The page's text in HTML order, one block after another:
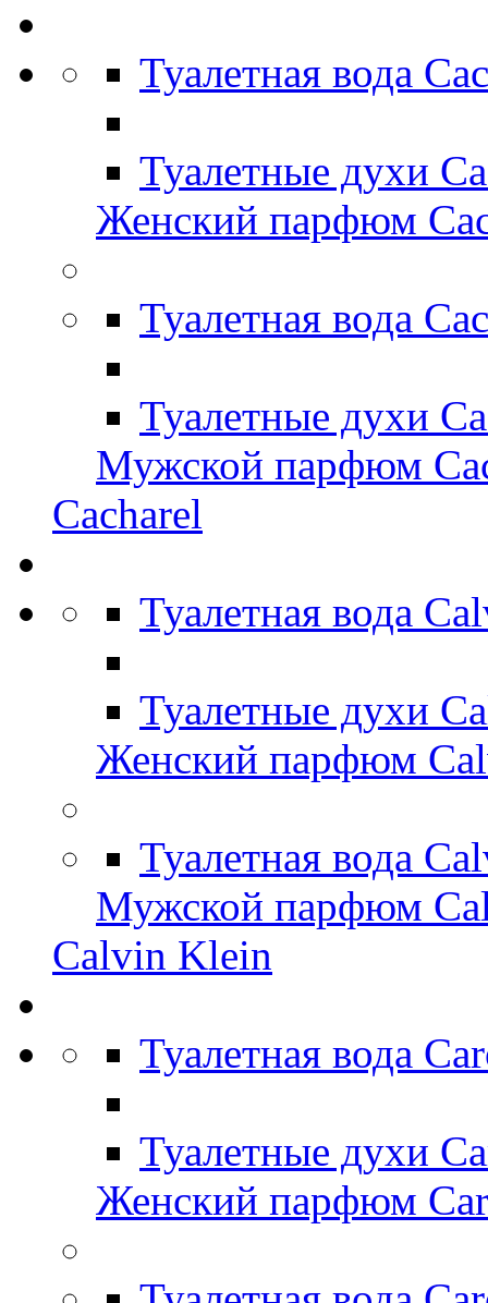
Туалетная вода
Туалетные духи
Женский парфюм
Туалетная вода
Туалетные духи
Мужской парфюм
Cacharel
Туалетная вода
Туалетные духи
Женский парфюм
Туалетная вода
Мужской парфюм
Calvin Klein
Туалетная вода
Туалетные духи
Женский парфюм